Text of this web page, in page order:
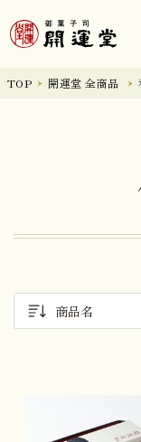
TOP 開運堂 全商品
商品名